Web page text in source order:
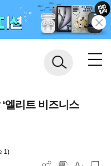
엘리트 비즈니스
1)